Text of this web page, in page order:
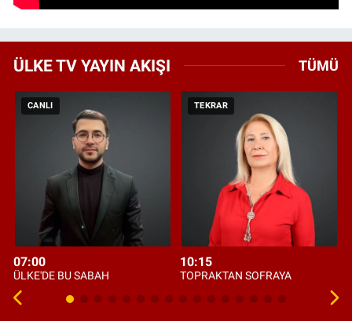
ÜLKE TV YAYIN AKIŞI TÜMÜ
CANLI
07:00
ÜLKE'DE BU SABAH
TEKRAR
10:15
TOPRAKTAN SOFRAYA